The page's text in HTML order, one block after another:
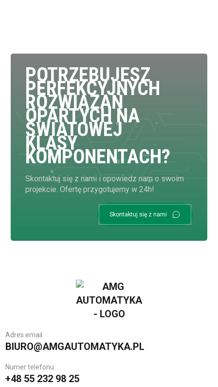
POTRZEBUJESZ
PERFEKCYJNYCH
ROZWIĄZAŃ
OPARTYCH NA
ŚWIATOWEJ
KLASY
KOMPONENTACH?
Skontaktuj się z nami i opowiedz nam o swoim
projekcie. Ofertę przygotujemy w 24h!
Skontaktuj się z nami
Adres email
BIURO@AMGAUTOMATYKA.PL
Numer telefonu
+48 55 232 98 25